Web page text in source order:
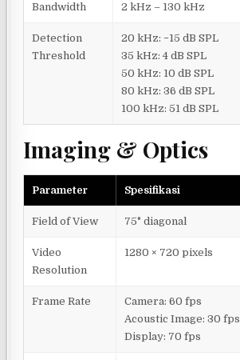
Bandwidth 2 kHz – 130 kHz
Detection
Threshold
20 kHz: −15 dB SPL
35 kHz: 4 dB SPL
50 kHz: 10 dB SPL
80 kHz: 36 dB SPL
100 kHz: 51 dB SPL
Imaging & Optics
Parameter Spesifikasi
Field of View 75° diagonal
Video
Resolution
1280 × 720 pixels
Frame Rate
Camera: 60 fps
Acoustic Image: 30 fps
Display: 70 fps